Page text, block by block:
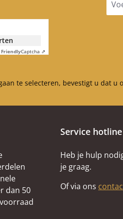
FriendlyCaptcha ⇗
te selecteren, bevestigt u dat u
dan 50
Service hotline
Heb je hulp
je graag.
Of via ons